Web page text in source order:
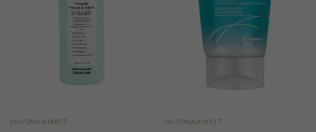
HIUSNAAMIOT HIUSNAAMIOT